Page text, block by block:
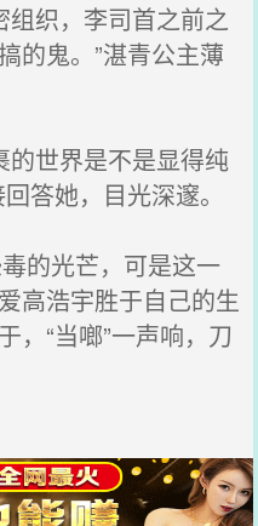
织，李司首之前之
的鬼。”湛青公主薄
世界是不是显得纯
答她，目光深邃。
的光芒，可是这一
高浩宇胜于自己的生
，“当啷”一声响，刀